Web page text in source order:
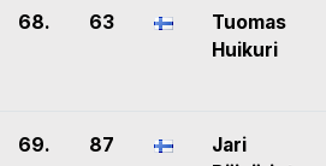
68. 63
Tuomas
Huikuri
69. 87
Jari